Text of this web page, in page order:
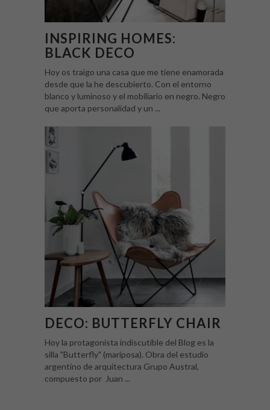
INSPIRING HOMES:
BLACK DECO
Hoy os traigo una casa que me tiene enamorada
desde que la he descubierto. Con el entorno
blanco y luminoso y el mobiliario en negro. Negro
que aporta personalidad y un ...
DECO: BUTTERFLY CHAIR
Hoy la protagonista indiscutible del Blog es la
silla "Butterfly" (mariposa). Obra del estudio
argentino de arquitectura Grupo Austral,
compuesto por Juan ...